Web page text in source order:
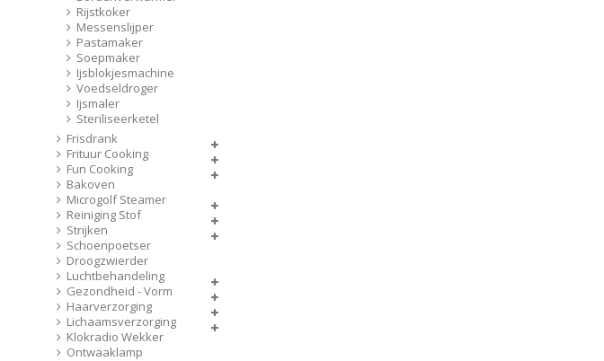
Rijstkoker
Messenslijper
Pastamaker
Soepmaker
Ijsblokjesmachine
Voedseldroger
Ijsmaler
Steriliseerketel
Frisdrank
Frituur Cooking
Fun Cooking
Bakoven
Microgolf Steamer
Reiniging Stof
Strijken
Schoenpoetser
Droogzwierder
Luchtbehandeling
Gezondheid - Vorm
Haarverzorging
Lichaamsverzorging
Klokradio Wekker
Ontwaaklamp